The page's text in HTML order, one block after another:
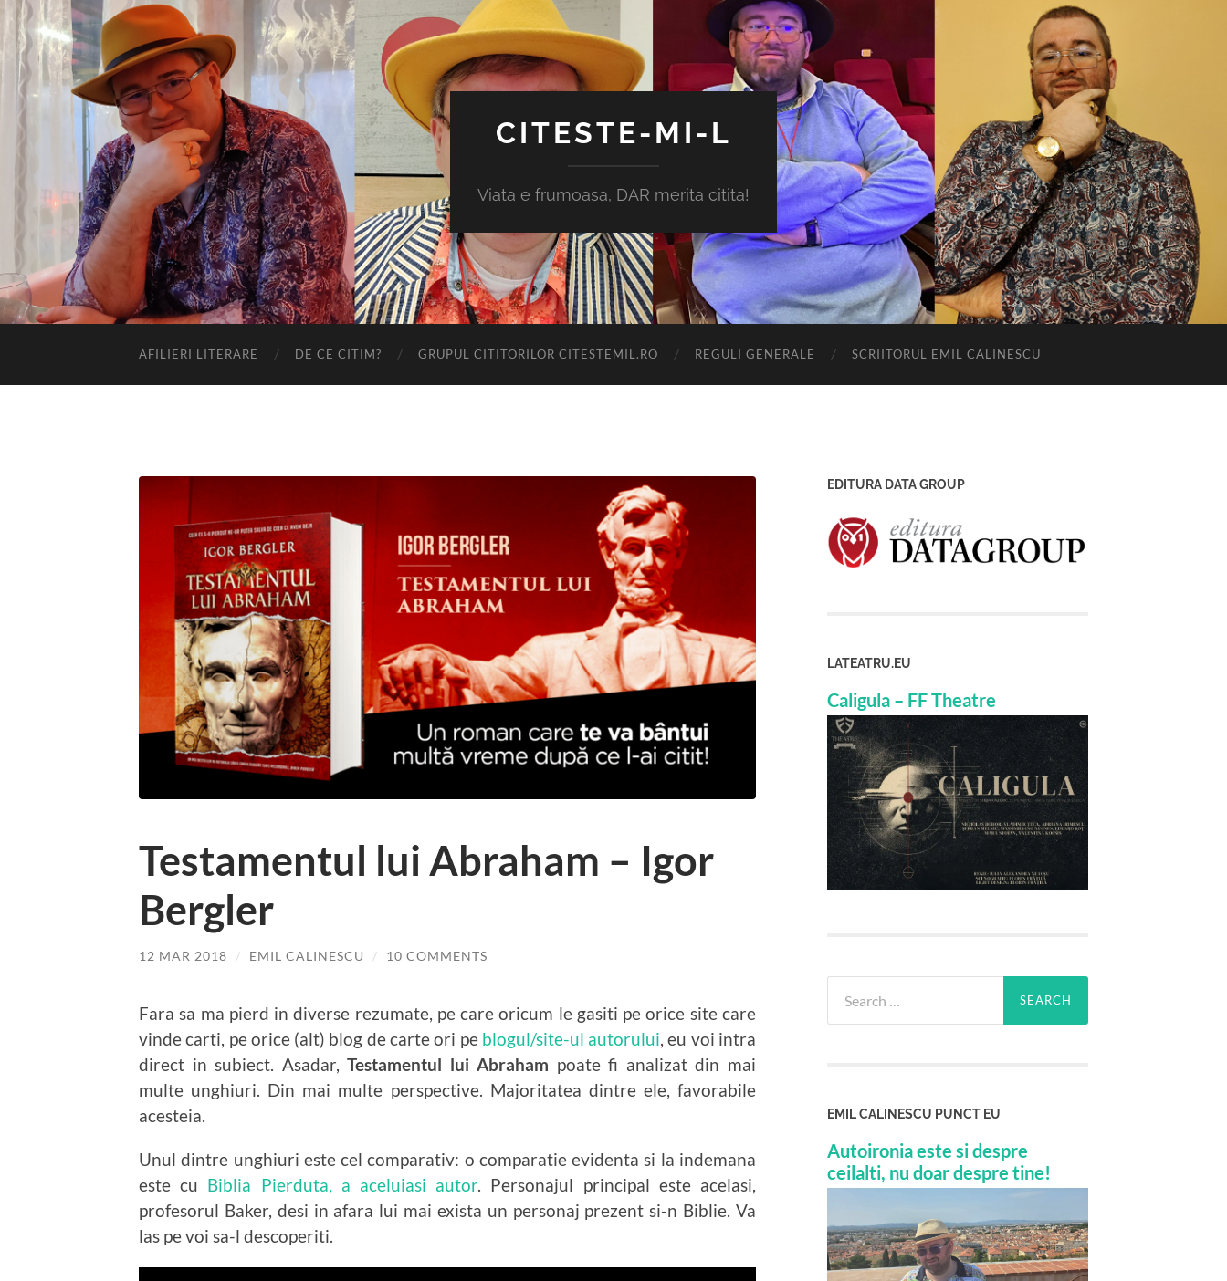
CITESTE-MI-L
Viata e frumoasa, DAR merita citita!
AFILIERI LITERARE DE CE CITIM? GRUPUL CITITORILOR CITESTEMIL.RO REGULI GENERALE SCRIITORUL EMIL CALINESCU
Testamentul lui Abraham – Igor
Bergler
12 MAR 2018 / EMIL CALINESCU / 10 COMMENTS
Fara sa ma pierd in diverse rezumate, pe care oricum le gasiti pe orice site care
vinde carti, pe orice (alt) blog de carte ori pe blogul/site-ul autorului, eu voi intra
direct in subiect. Asadar,Testamentul lui Abraham poate fi analizat din mai
multe unghiuri. Din mai multe perspective. Majoritatea dintre ele, favorabile
acesteia.
Unul dintre unghiuri este cel comparativ: o comparatie evidenta si la indemana
este cu Biblia Pierduta, a aceluiasi autor. Personajul principal este acelasi,
profesorul Baker, desi in afara lui mai exista un personaj prezent si-n Biblie. Va
las pe voi sa-l descoperiti.
EDITURA DATA GROUP
LATEATRU.EU
Caligula – FF Theatre
for:
EMIL CALINESCU PUNCT EU
Autoironia este si despre
ceilalti, nu doar despre tine!